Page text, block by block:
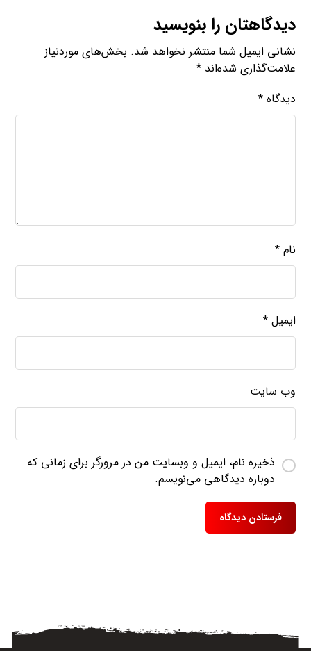
دیدگاهتان را بنویسید
نشانی ایمیل شما منتشر نخواهد شد. بخش‌های موردنیاز
علامت‌گذاری شده‌اند*
دیدگاه*
نام*
ایمیل*
وب‌ سایت
ذخیره نام، ایمیل و وبسایت من در مرورگر برای زمانی که
دوباره دیدگاهی می‌نویسم.